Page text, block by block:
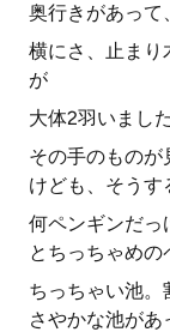
奥行きがあって
横にさ、止まり
が
大体2羽いまし
その手のもの
けども、そうす
何ペンギンだっ
とちっちゃめの
ちっちゃい池。
さやかな池が